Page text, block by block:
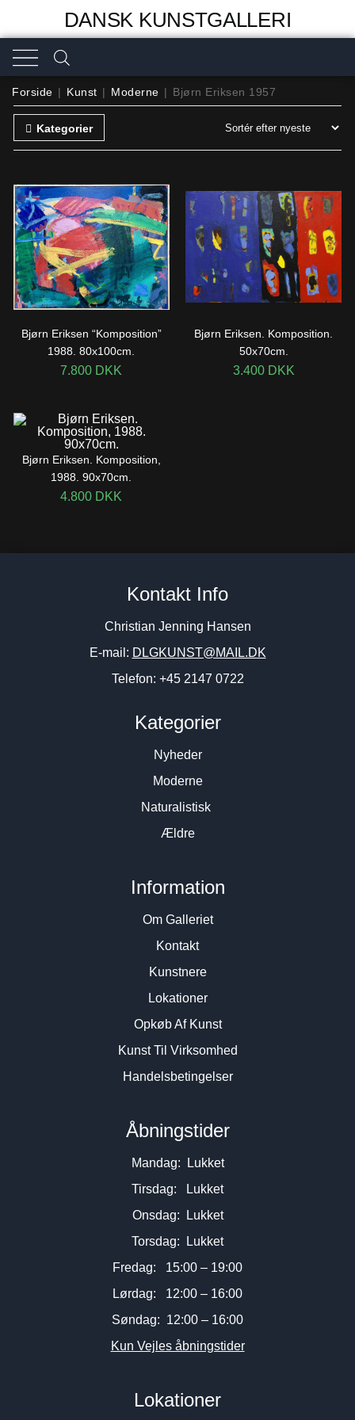
DANSK KUNSTGALLERI
Forside | Kunst | Moderne | Bjørn Eriksen 1957
Kategorier
Bjørn Eriksen “Komposition”
1988. 80x100cm.
7.800 DKK
Bjørn Eriksen. Komposition.
50x70cm.
3.400 DKK
Bjørn Eriksen. Komposition,
1988. 90x70cm.
4.800 DKK
Kontakt Info
Christian Jenning Hansen
E-mail: DLGKUNST@MAIL.DK
Telefon: +45 2147 0722
Kategorier
Nyheder
Moderne
Naturalistisk
Ældre
Information
Om Galleriet
Kontakt
Kunstnere
Lokationer
Opkøb Af Kunst
Kunst Til Virksomhed
Handelsbetingelser
Åbningstider
Mandag: Lukket
Tirsdag: Lukket
Onsdag: Lukket
Torsdag: Lukket
Fredag: 15:00 – 19:00
Lørdag: 12:00 – 16:00
Søndag: 12:00 – 16:00
Kun Vejles åbningstider
Lokationer